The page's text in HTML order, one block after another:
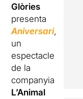
Glòries
presenta
Aniversari,
un
espectacle
de la
companyia
L’Animal